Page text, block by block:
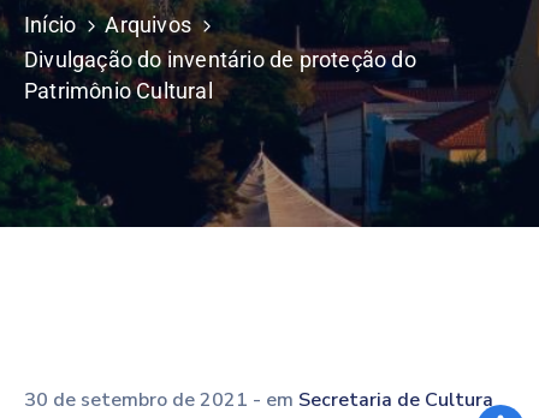
Início
Arquivos
Divulgação do inventário de proteção do
Patrimônio Cultural
30 de setembro de 2021 - em Secretaria de Cultura